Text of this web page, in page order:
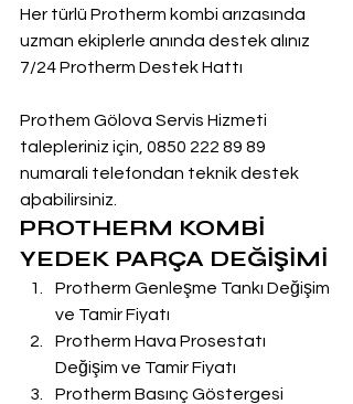
Her türlü Protherm kombi arızasında
uzman ekiplerle anında destek alınız
7/24 Protherm Destek Hattı
Prothem Gölova Servis Hizmeti
talepleriniz için, 0850 222 89 89
numarali telefondan teknik destek
aþabilirsiniz.
PROTHERM KOMBİ
YEDEK PARÇA DEĞİŞİMİ
Protherm Genleşme Tankı Değişim
ve Tamir Fiyatı
Protherm Hava Prosestatı
Değişim ve Tamir Fiyatı
Protherm Basınç Göstergesi